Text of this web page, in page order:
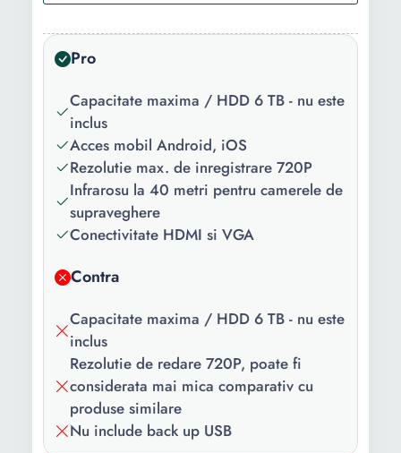
Senzor
Sistem video:
Pro
Capacitate maxima / HDD 6 TB - nu este
inclus
Acces mobil Android, iOS
Rezolutie max. de inregistrare 720P
Infrarosu la 40 metri pentru camerele de
supraveghere
Conectivitate HDMI si VGA
Contra
Capacitate maxima / HDD 6 TB - nu este
inclus
Rezolutie de redare 720P, poate fi
considerata mai mica comparativ cu
produse similare
Nu include back up USB